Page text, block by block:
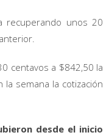
recuperando unos 20
centavos a $842,50 la
la semana la cotización
desde el inicio